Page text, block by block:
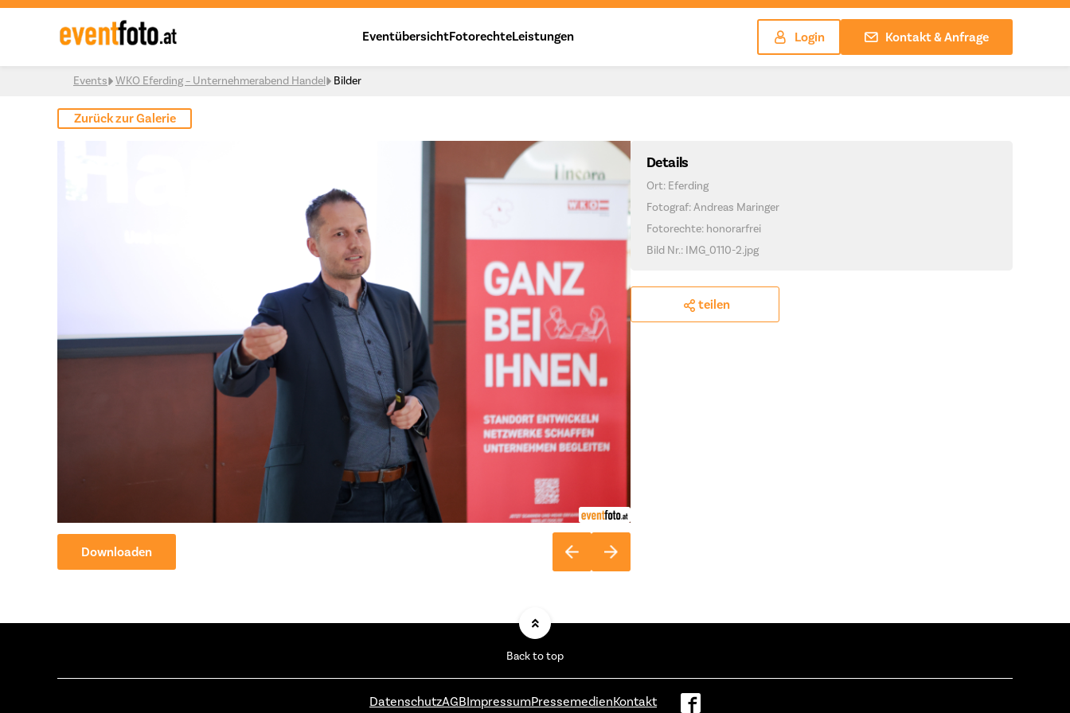
Skip to content
EventübersichtFotorechteLeistungen Login Kontakt & Anfrage
Events WKO Eferding – Unternehmerabend Handel Bilder
Zurück zur Galerie
Downloaden
Details
Ort: Eferding
Fotograf: Andreas Maringer
Fotorechte: honorarfrei
Bild Nr.: IMG_0110-2.jpg
teilen
Back to top
DatenschutzAGBImpressumPressemedienKontakt